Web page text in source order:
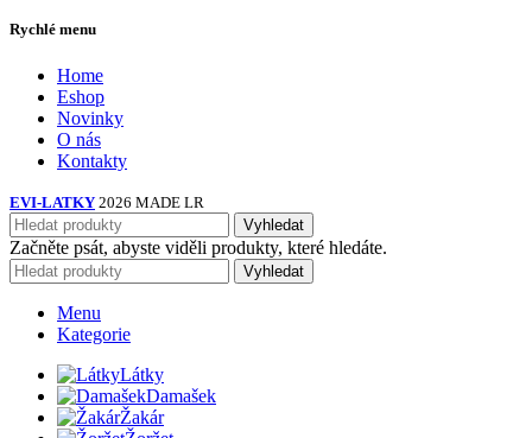
Rychlé menu
Home
Eshop
Novinky
O nás
Kontakty
EVI-LATKY 2026 MADE LR
Vyhledat
Začněte psát, abyste viděli produkty, které hledáte.
Vyhledat
Menu
Kategorie
Látky
Damašek
Žakár